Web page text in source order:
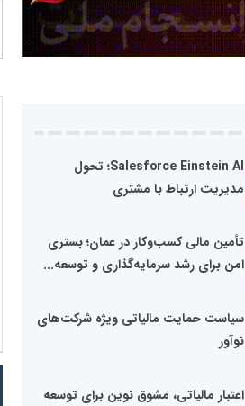
Salesforce Einstein AI؛ تحول
مدیریت ارتباط با مشتری
تأمین مالی کسب‌وکار در عمان؛ بستری
امن برای رشد سرمایه‌گذاری و توسعه...
سیاست حمایت مالیاتی ویژه شرکت‌های
نوآور
اعتبار مالیاتی، مشوق نوین برای توسعه